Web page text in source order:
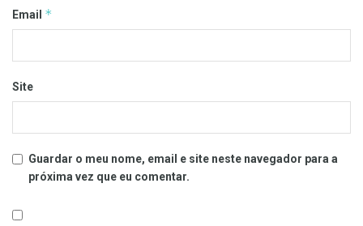
Email *
Site
Guardar o meu nome, email e site neste navegador para a
próxima vez que eu comentar.